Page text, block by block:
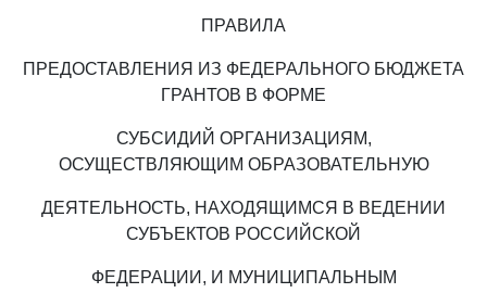
ПРАВИЛА
ПРЕДОСТАВЛЕНИЯ ИЗ ФЕДЕРАЛЬНОГО БЮДЖЕТА
ГРАНТОВ В ФОРМЕ
СУБСИДИЙ ОРГАНИЗАЦИЯМ,
ОСУЩЕСТВЛЯЮЩИМ ОБРАЗОВАТЕЛЬНУЮ
ДЕЯТЕЛЬНОСТЬ, НАХОДЯЩИМСЯ В ВЕДЕНИИ
СУБЪЕКТОВ РОССИЙСКОЙ
ФЕДЕРАЦИИ, И МУНИЦИПАЛЬНЫМ